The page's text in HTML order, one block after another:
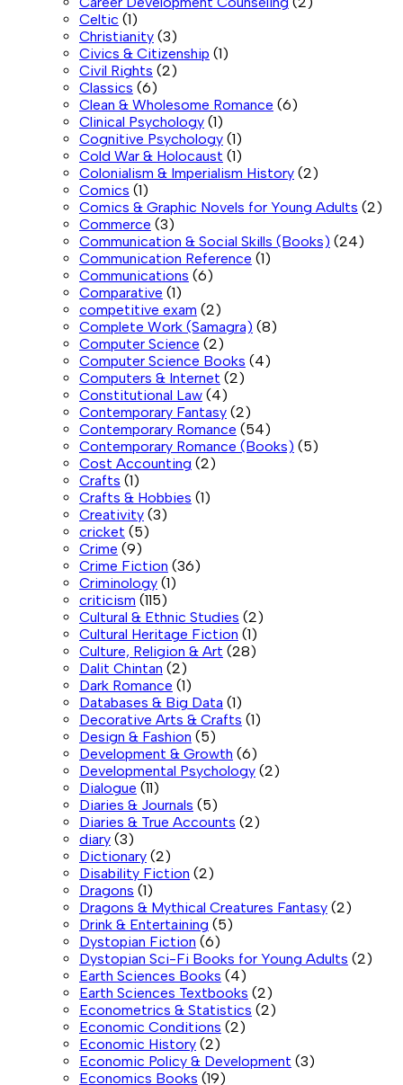
Celtic (1)
Christianity (3)
Civics & Citizenship (1)
Civil Rights (2)
Classics (6)
Clean & Wholesome Romance (6)
Clinical Psychology (1)
Cognitive Psychology (1)
Cold War & Holocaust (1)
Colonialism & Imperialism History (2)
Comics (1)
Comics & Graphic Novels for Young Adults (2)
Commerce (3)
Communication & Social Skills (Books) (24)
Communication Reference (1)
Communications (6)
Comparative (1)
competitive exam (2)
Complete Work (Samagra) (8)
Computer Science (2)
Computer Science Books (4)
Computers & Internet (2)
Constitutional Law (4)
Contemporary Fantasy (2)
Contemporary Romance (54)
Contemporary Romance (Books) (5)
Cost Accounting (2)
Crafts (1)
Crafts & Hobbies (1)
Creativity (3)
cricket (5)
Crime (9)
Crime Fiction (36)
Criminology (1)
criticism (115)
Cultural & Ethnic Studies (2)
Cultural Heritage Fiction (1)
Culture, Religion & Art (28)
Dalit Chintan (2)
Dark Romance (1)
Databases & Big Data (1)
Decorative Arts & Crafts (1)
Design & Fashion (5)
Development & Growth (6)
Developmental Psychology (2)
Dialogue (11)
Diaries & Journals (5)
Diaries & True Accounts (2)
diary (3)
Dictionary (2)
Disability Fiction (2)
Dragons (1)
Dragons & Mythical Creatures Fantasy (2)
Drink & Entertaining (5)
Dystopian Fiction (6)
Dystopian Sci-Fi Books for Young Adults (2)
Earth Sciences Books (4)
Earth Sciences Textbooks (2)
Econometrics & Statistics (2)
Economic Conditions (2)
Economic History (2)
Economic Policy & Development (3)
Economics Books (19)